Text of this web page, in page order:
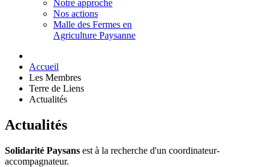
Notre approche
Nos actions
Malle des Fermes en
Agriculture Paysanne
Accueil
Les Membres
Terre de Liens
Actualités
Actualités
Solidarité Paysans est à la recherche d'un coordinateur-
accompagnateur.